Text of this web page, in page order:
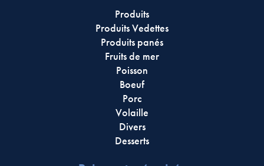
Produits
Produits Vedettes
Produits panés
Fruits de mer
Poisson
Boeuf
Porc
Volaille
Divers
Desserts